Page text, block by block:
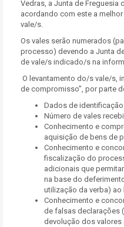
Vedras, a Junta de
acordando com este a
vale/s.
Os vales serão numerados
processo) devendo a Junta
de vale/s indicado/s na
O levantamento do/s vale/s,
de compromisso”, por parte
Dados de
Número de vales
Conhecimento e
aquisição de bens de
Conhecimento e
fiscalização do
adicionais que
na base do
utilização da verba)
Conhecimento e
de falsas declarações
devolução dos valores